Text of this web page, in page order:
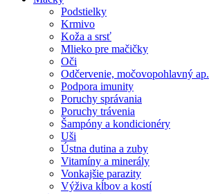
Podstielky
Krmivo
Koža a srsť
Mlieko pre mačičky
Oči
Odčervenie, močovopohlavný ap.
Podpora imunity
Poruchy správania
Poruchy trávenia
Šampóny a kondicionéry
Uši
Ústna dutina a zuby
Vitamíny a minerály
Vonkajšie parazity
Výživa kĺbov a kostí